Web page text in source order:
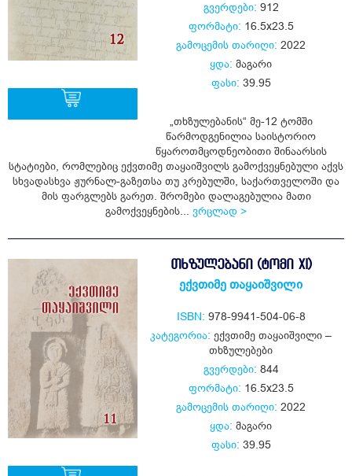
გვერდები: 912
ფორმატი: 16.5x23.5
გამოცემის თარიღი: 2022
ყდა: მაგარი
ფასი: 39.95
„თხზულებანის“ მე-12 ტომში
წარმოდგენილია საისტორიო
წყაროთმცოდნეობითი შინაარსის
სტატიები, რომლებიც ექვთიმე თაყაიშვილს გამოქვეყნებული აქვს
სხვადასხვა ჟურნალ-გაზეთსა თუ კრებულში, საქართველოში და
მის ფარგლებს გარეთ. შრომები დალაგებულია მათი
გამოქვეყნების... ვრცლად >
ᲗᲮᲖᲣᲚᲔᲑᲐᲜᲘ (ᲢᲝᲛᲘ XI)
ექვთიმე თაყაიშვილი
ISBN: 978-9941-504-06-8
კატეგორია: ექვთიმე თაყაიშვილი –
თხზულებები
გვერდები: 844
ფორმატი: 16.5x23.5
გამოცემის თარიღი: 2022
ყდა: მაგარი
ფასი: 39.95